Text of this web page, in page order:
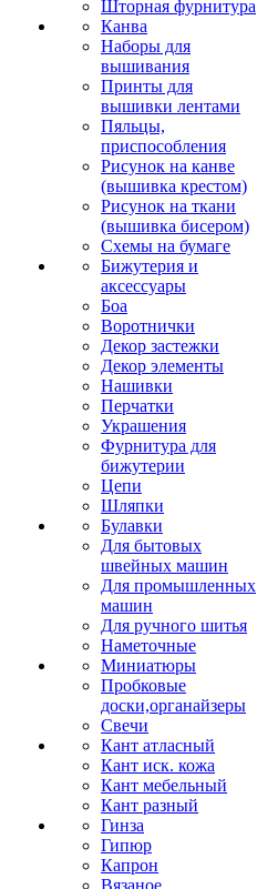
Шторная фурнитура
Канва
Наборы для
вышивания
Принты для
вышивки лентами
Пяльцы,
приспособления
Рисунок на канве
(вышивка крестом)
Рисунок на ткани
(вышивка бисером)
Схемы на бумаге
Бижутерия и
аксессуары
Боа
Воротнички
Декор застежки
Декор элементы
Нашивки
Перчатки
Украшения
Фурнитура для
бижутерии
Цепи
Шляпки
Булавки
Для бытовых
швейных машин
Для промышленных
машин
Для ручного шитья
Наметочные
Миниатюры
Пробковые
доски,органайзеры
Свечи
Кант атласный
Кант иск. кожа
Кант мебельный
Кант разный
Гинза
Гипюр
Капрон
Вязаное